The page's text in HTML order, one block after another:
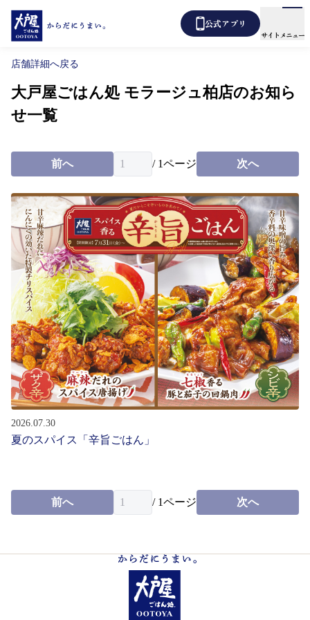
公式アプリ
サイトメニュー
メニュー 店舗検索
新着情報
からだ想い定食
よくあるご質問
各種表示について
お問い合わせ
会社情報
English
パート・アルバイト募集 新卒・中途社員募集
店舗詳細へ戻る
大戸屋ごはん処 モラージュ柏店のお知ら
せ一覧
前へ / 1ページ 次へ
2026.07.30
夏のスパイス「辛旨ごはん」
前へ / 1ページ 次へ